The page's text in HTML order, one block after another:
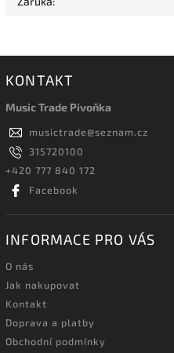
KONTAKT
Music Trade Pivoňka
musictrade@seznam.cz
315720100
+420 777 840 172
Facebook
INFORMACE PRO VÁS
O nás
Jak nakupovat
Kontakt
Doprava a platby
Obchodní podmínky